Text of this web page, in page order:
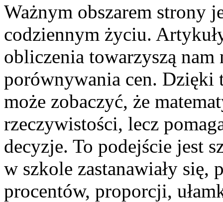
Ważnym obszarem strony
codziennym życiu.
obliczenia towarzyszą nam
porównywania cen. Dzięki
może zobaczyć, że
rzeczywistości, lecz
decyzje. To podejście jest
w szkole zastanawiały się,
procentów, proporcji,